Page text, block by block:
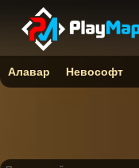
Алавар Невософт